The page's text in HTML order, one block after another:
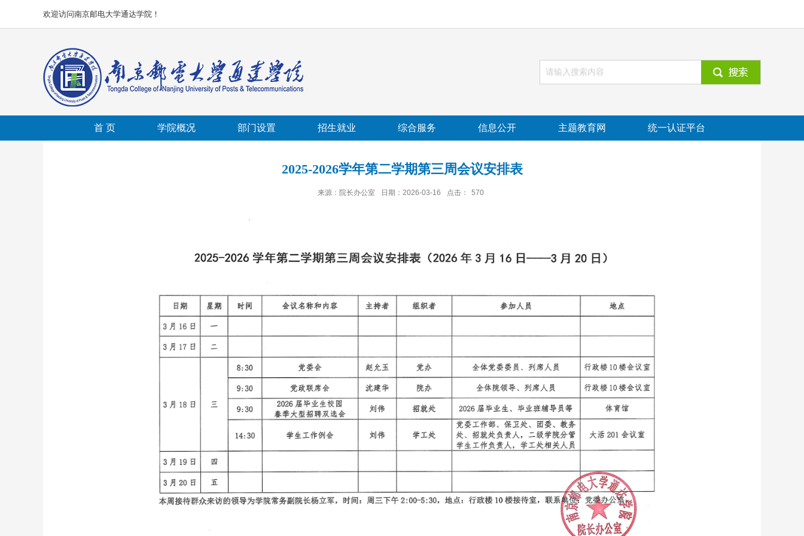
欢迎访问南京邮电大学通达学院！
首 页 学院概况 部门设置 招生就业 综合服务 信息公开 主题教育网 统一认证平台
2025-2026学年第二学期第三周会议安排表
来源：院长办公室 日期：2026-03-16 点击： 570